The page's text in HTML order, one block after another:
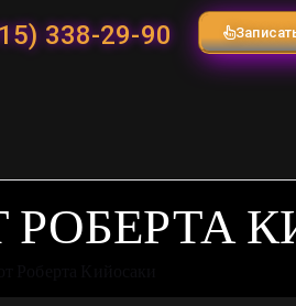
338-29-90
РОБЕРТА